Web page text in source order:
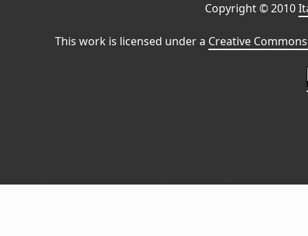
Copyright © 2010
This work is licensed under a Creative